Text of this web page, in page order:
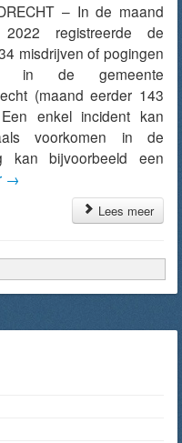
– In de maand
2022 registreerde de
misdrijven of pogingen
in de gemeente
(maand eerder 143
enkel incident kan
voorkomen in de
kan bijvoorbeeld een
→
Lees meer